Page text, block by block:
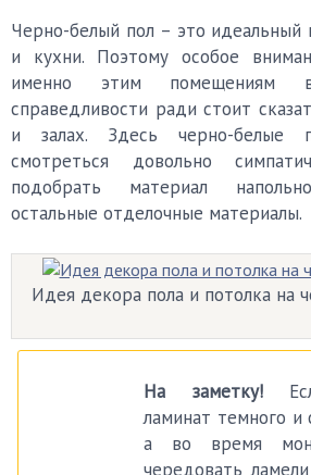
Черно-белый пол – это идеальный
и кухни. Поэтому особое
именно этим помещениям
справедливости ради стоит
и залах. Здесь черно-белые
смотреться довольно
подобрать материал
остальные отделочные материалы.
Идея декора пола и потолка на
На заметку!
ламинат темного и
а во время
чередовать